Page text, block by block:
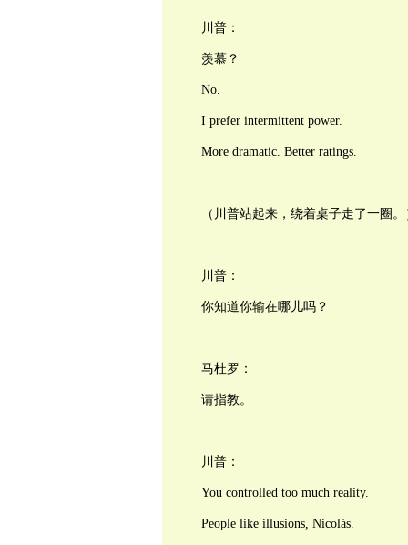
川普：
羡慕？
No.
I prefer intermittent power.
More dramatic. Better ratings.
（川普站起来，绕着桌子走了一圈。
川普：
你知道你输在哪儿吗？
马杜罗：
请指教。
川普：
You controlled too much reality.
People like illusions, Nicolás.